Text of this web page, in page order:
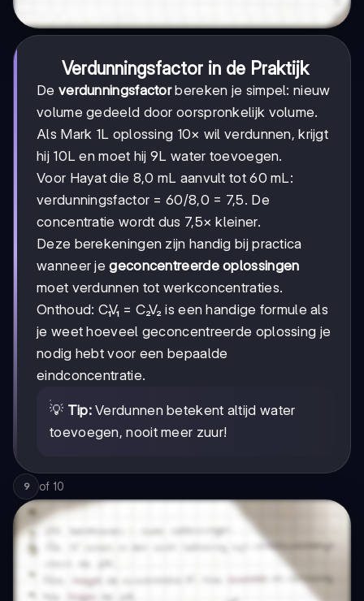
Verdunningsfactor in de Praktijk
De verdunningsfactorbereken je simpel: nieuw
volume gedeeld door oorspronkelijk volume.
Als Mark 1L oplossing 10× wil verdunnen, krijgt
hij 10L en moet hij 9L water toevoegen.
Voor Hayat die 8,0 mL aanvult tot 60 mL:
verdunningsfactor = 60/8,0 = 7,5. De
concentratie wordt dus 7,5× kleiner.
Deze berekeningen zijn handig bij practica
wanneer jegeconcentreerde oplossingen
moet verdunnen tot werkconcentraties.
Onthoud: C₁V₁ = C₂V₂ is een handige formule als
je weet hoeveel geconcentreerde oplossing je
nodig hebt voor een bepaalde
eindconcentratie.
💡 Tip:Verdunnen betekent altijd water
toevoegen, nooit meer zuur!
9 of 10